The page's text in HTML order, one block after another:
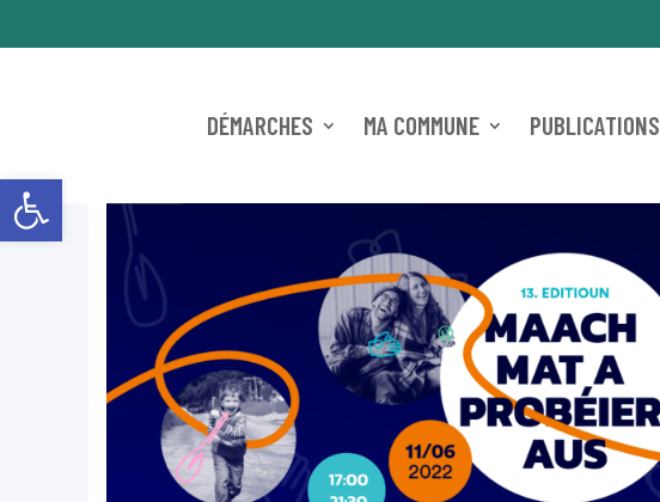
Ouvrir la barre d’outils
DÉMARCHES MA COMMUNE PUBLICATIONS